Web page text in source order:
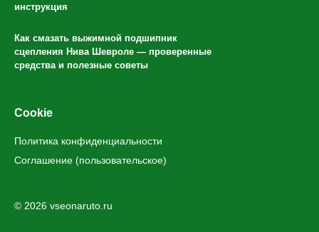
инструкция
Как смазать выжимной подшипник
сцепления Нива Шевроле — проверенные
средства и полезные советы
Cookie
Политика конфиденциальности
Соглашение (пользовательское)
© 2026 vseonaruto.ru